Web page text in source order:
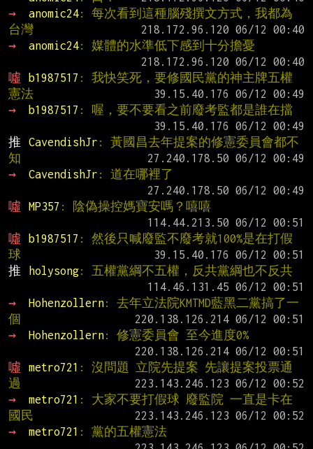
→
anomic24: 每次看到這種腦殘撰文方式，我都為
台灣
→
anomic24: 媒體的水準低下感到十分擔憂
噓
b1987517 : 我快笑死，要修國民黨的神主牌五權
憲法
→
b1987517 : 喔，要不要看之前廢考監都是誰在擋
推
CavendishJr : 黃國昌去年提案的修憲委員會都不
知
→
CavendishJr : 道在哪裡了
噓
MP357 : 陰偽操控媽寶安嗎？嘻嘻
噓
b1987517 : 然後只喊廢監不廢考就100%是在打假
球
推
holysong: 五權黨綱不五權，反共黨綱也不反共
→
Hohenzollern: 去年立法院KMTMD藍黑二黨搞了一
個
→
Hohenzollern: 修憲委員會 至今進度0%
噓
metro721 : 沒問題 立院先提案 先讓提案投票通
過
→
metro721 : 大家不要打假球 廢監院 一直是卡在
國民
→
metro721 : 黨的五權憲法